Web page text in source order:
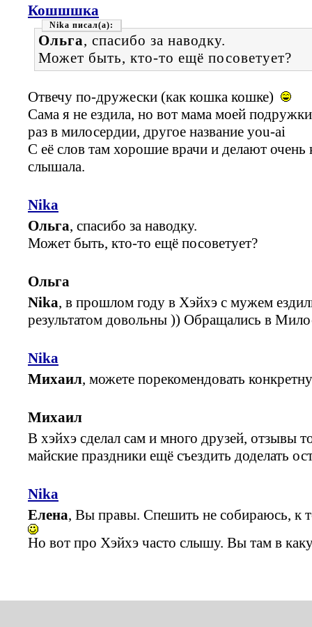
Кошшшка
Nika
Ольга, спасибо за наводку.
Может быть, кто-то ещё посоветует?
Отвечу по-дружески (как кошка кошке)
Сама я не ездила, но вот мама моей
раз в милосердии, другое название you-ai
С её слов там хорошие врачи и делают очень
слышала.
Nika
Ольга, спасибо за наводку.
Может быть, кто-то ещё посоветует?
Ольга
Nika, в прошлом году в Хэйхэ с мужем
результатом довольны )) Обращались в
Nika
Михаил, можете порекомендовать
Михаил
В хэйхэ сделал сам и много друзей, отзывы
майские праздники ещё съездить доделать
Nika
Елена, Вы правы. Спешить не собираюсь, к
Но вот про Хэйхэ часто слышу. Вы там в